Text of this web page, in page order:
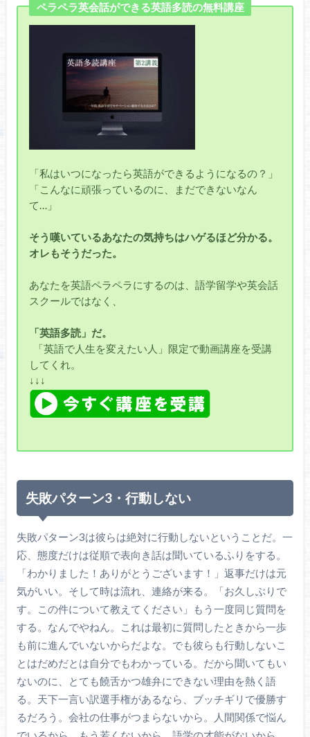
ペラペラ英会話ができる英語多読の無料講座
「私はいつになったら英語ができるようになるの？」
「こんなに頑張っているのに、まだできないなん
て…」
そう嘆いているあなたの気持ちはハゲるほど分かる。
オレもそうだった。
あなたを英語ペラペラにするのは、語学留学や英会話
スクールではなく、
「英語多読」だ。
「英語で人生を変えたい人」限定で動画講座を受講
してくれ。
↓↓↓
失敗パターン3・行動しない
失敗パターン3は彼らは絶対に行動しないということだ。一
応、態度だけは従順で表向き話は聞いているふりをする。
「わかりました！ありがとうございます！」返事だけは元
気がいい。そして時は流れ、連絡が来る。「お久しぶりで
す。この件について教えてください」もう一度同じ質問を
する。なんでやねん。これは最初に質問したときから一歩
も前に進んでいないからだよな。でも彼らも行動しないこ
とはだめだとは自分でもわかっている。だから聞いてもい
ないのに、とても饒舌かつ雄弁にできない理由を熱く語
る。天下一言い訳選手権があるなら、ブッチギリで優勝す
るだろう。会社の仕事がつまらないから。人間関係で悩ん